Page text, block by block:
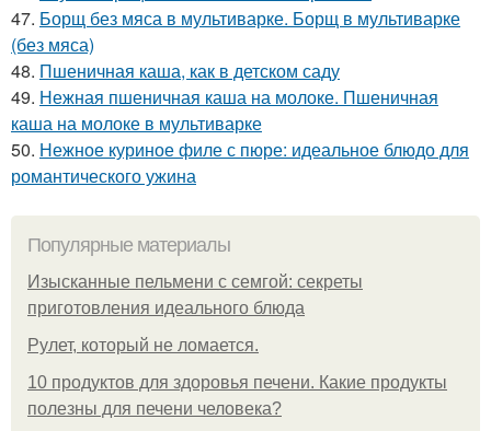
47. Борщ без мяса в мультиварке. Борщ в мультиварке
(без мяса)
48. Пшеничная каша, как в детском саду
49. Нежная пшеничная каша на молоке. Пшеничная
каша на молоке в мультиварке
50. Нежное куриное филе с пюре: идеальное блюдо для
романтического ужина
Популярные материалы
Изысканные пельмени с семгой: секреты
приготовления идеального блюда
Рулет, который не ломается.
10 продуктов для здоровья печени. Какие продукты
полезны для печени человека?